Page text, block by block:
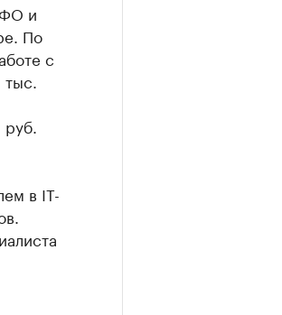
и
По
с
в IT-